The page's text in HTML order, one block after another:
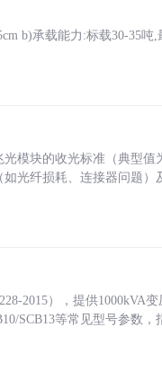
b)承载能力:标载30-35吨,
模块的收光标准（典型值
光纤损耗、连接器问题）
2015），提供1000kVA
SCB13等常见型号参数，